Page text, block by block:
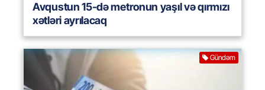
Avqustun 15-də metronun yaşıl və qırmızı
xətləri ayrılacaq
Gündəm